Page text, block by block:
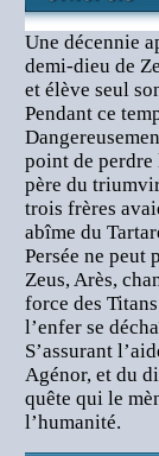
Une décennie
demi-dieu de
et élève seul
Pendant ce
point de perdre
père du
trois frères
abîme du
Persée ne
Zeus, Arès,
force des
l’enfer se
S’assurant
Agénor, et du
quête qui le
l’humanité.